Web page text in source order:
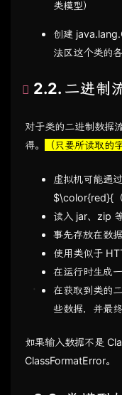
类模型）
创建
法区这个类的
2.2. 二进制
对于类的二进制数据
得。
（只要所读取的
虚拟机可能通
$\color{red}{
读入 jar、zip
事先存放在数
使用类似于
在运行时生成
在获取到类的
些数据，并最
如果输入数据不是
ClassFormatError。